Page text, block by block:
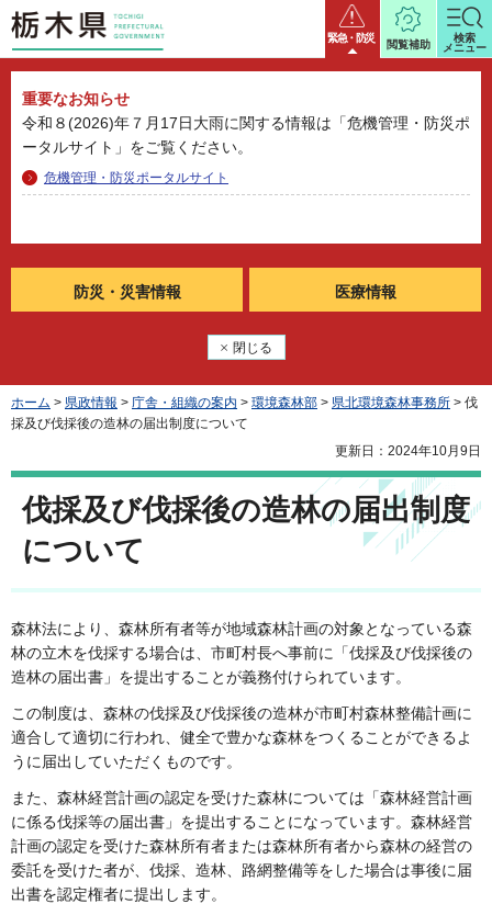
栃木県 緊急・防災
重要なお知らせ
令和８(2026)年７月17日大雨に関する情報は「危機管理・防災ポ
ータルサイト」をご覧ください。
危機管理・防災ポータルサイト
防災・ 災害情報 医療情報
閉じる
閲覧補助
検索
メニュー
ホーム > 県政情報 > 庁舎・組織の案内 > 環境森林部 > 県北環境森林事務所 > 伐
採及び伐採後の造林の届出制度について
更新日：2024年10月9日
伐採及び伐採後の造林の届出制度
について
森林法により、森林所有者等が地域森林計画の対象となっている森
林の立木を伐採する場合は、市町村長へ事前に「伐採及び伐採後の
造林の届出書」を提出することが義務付けられています。
この制度は、森林の伐採及び伐採後の造林が市町村森林整備計画に
適合して適切に行われ、健全で豊かな森林をつくることができるよ
うに届出していただくものです。
また、森林経営計画の認定を受けた森林については「森林経営計画
に係る伐採等の届出書」を提出することになっています。森林経営
計画の認定を受けた森林所有者または森林所有者から森林の経営の
委託を受けた者が、伐採、造林、路網整備等をした場合は事後に届
出書を認定権者に提出します。